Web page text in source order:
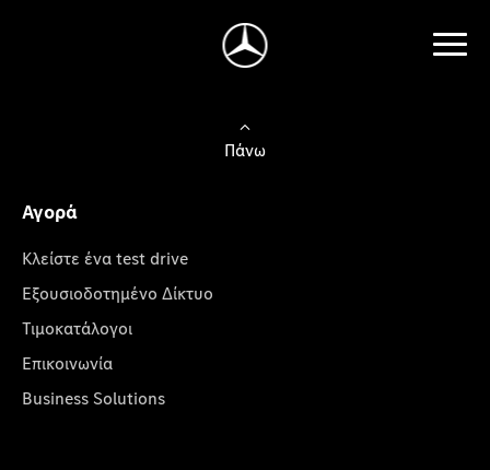
Πάνω
Αγορά
Κλείστε ένα test drive
Εξουσιοδοτημένο Δίκτυο
Τιμοκατάλογοι
Επικοινωνία
Business Solutions